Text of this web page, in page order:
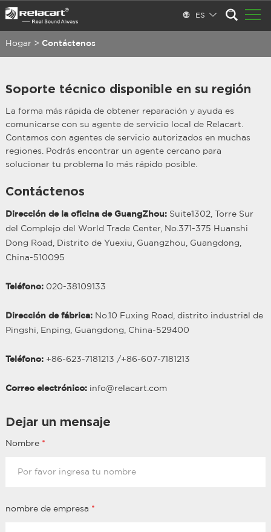
ES
Hogar > Contáctenos
Soporte técnico disponible en su región
La forma más rápida de obtener reparación y ayuda es
comunicarse con su agente de servicio local de Relacart.
Contamos con agentes de servicio autorizados en muchas
regiones. Podrás encontrar un agente cercano para
solucionar tu problema lo más rápido posible.
Contáctenos
Dirección de la oficina de GuangZhou:Suite1302, Torre Sur
del Complejo del World Trade Center, No.371-375 Huanshi
Dong Road, Distrito de Yuexiu, Guangzhou, Guangdong,
China-510095
Teléfono:020-38109133
Dirección de fábrica:No.10 Fuxing Road, distrito industrial de
Pingshi, Enping, Guangdong, China-529400
Teléfono:+86-623-7181213 /+86-607-7181213
Correo electrónico: info@relacart.com
Dejar un mensaje
Nombre *
nombre de empresa *